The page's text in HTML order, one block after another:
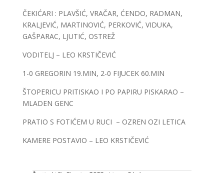
ČEKIĆARI : PLAVŠIĆ, VRAČAR, ĆENDO, RADMAN,
KRALJEVIĆ, MARTINOVIĆ, PERKOVIĆ, VIDUKA,
GAŠPARAC, LJUTIĆ, OSTREŽ
VODITELJ – LEO KRSTIČEVIĆ
1-0 GREGORIN 19.MIN, 2-0 FIJUCEK 60.MIN
ŠTOPERICU PRITISKAO I PO PAPIRU PISKARAO –
MLADEN GENC
PRATIO S FOTIĆEM U RUCI – OZREN OZI LETICA
KAMERE POSTAVIO – LEO KRSTIČEVIĆ